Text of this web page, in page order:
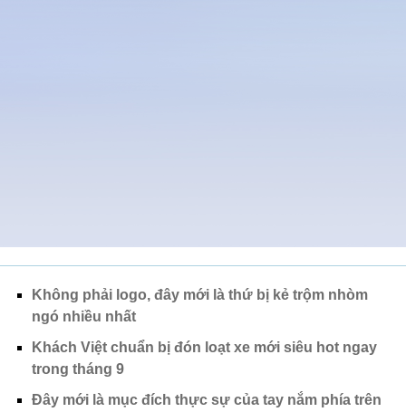
Không phải logo, đây mới là thứ bị kẻ trộm nhòm
ngó nhiều nhất
Khách Việt chuẩn bị đón loạt xe mới siêu hot ngay
trong tháng 9
Đây mới là mục đích thực sự của tay nắm phía trên